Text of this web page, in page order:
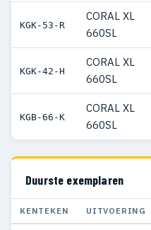
KGK-53-R
CORAL XL
660SL
KGK-42-H
CORAL XL
660SL
KGB-66-K
CORAL XL
660SL
Duurste exemplaren
KENTEKEN UITVOERING